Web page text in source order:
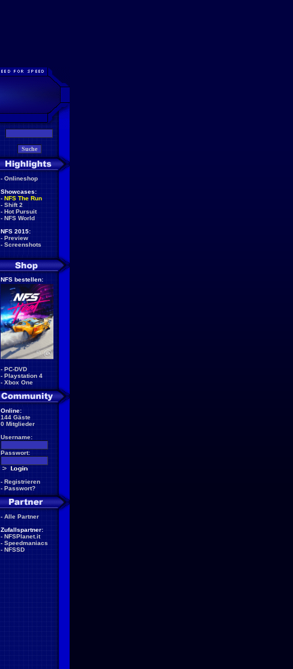
- Onlineshop
Showcases:
- NFS The Run
- Shift 2
- Hot Pursuit
- NFS World
NFS 2015:
- Preview
- Screenshots
NFS bestellen:
- PC-DVD
- Playstation 4
- Xbox One
Online:
144 Gäste
0 Mitglieder
Username:
Passwort:
- Registrieren
- Passwort?
- Alle Partner
Zufallspartner:
- NFSPlanet.it
- Speedmaniacs
- NFSSD